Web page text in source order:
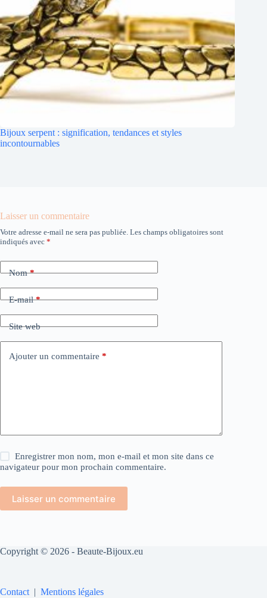
Bijoux serpent : signification, tendances et styles
incontournables
Laisser un commentaire
Votre adresse e-mail ne sera pas publiée. Les champs obligatoires sont
indiqués avec *
Nom*
E-mail*
Site web
Ajouter un commentaire *
Enregistrer mon nom, mon e-mail et mon site dans ce
navigateur pour mon prochain commentaire.
Laisser un commentaire
Copyright © 2026 - Beaute-Bijoux.eu
Contact | Mentions légales